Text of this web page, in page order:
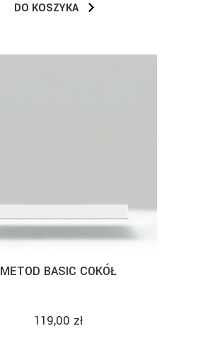
DO KOSZYKA
METOD BASIC COKÓŁ
119,00 zł